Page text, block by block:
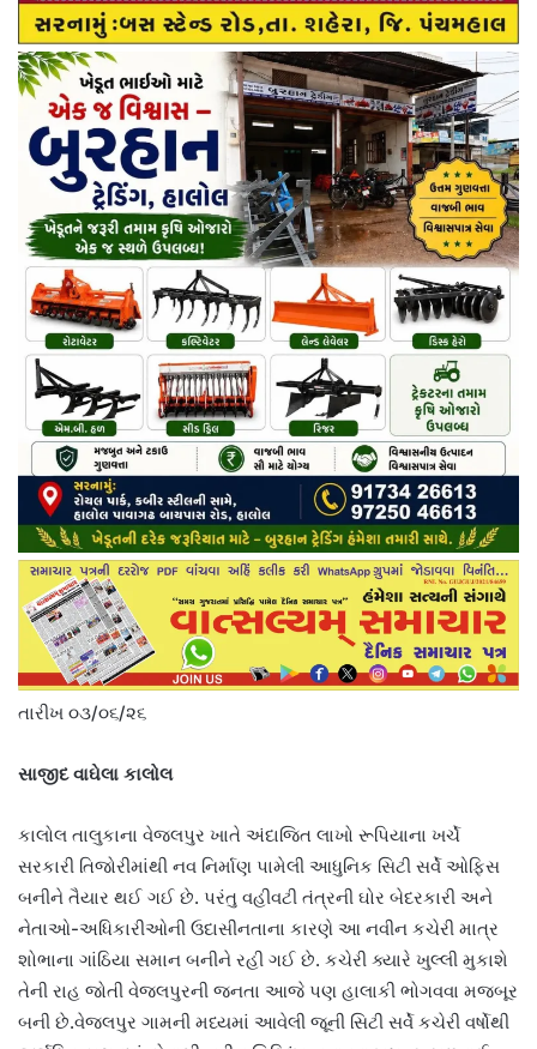
તારીખ ૦૩/૦૬/૨૬
સાજીદ વાઘેલા કાલોલ
કાલોલ તાલુકાના વેજલપુર ખાતે અંદાજિત લાખો રૂપિયાના ખર્ચે
સરકારી તિજોરીમાંથી નવ નિર્માણ પામેલી આધુનિક સિટી સર્વે ઓફિસ
બનીને તૈયાર થઈ ગઈ છે. પરંતુ વહીવટી તંત્રની ઘોર બેદરકારી અને
નેતાઓ-અધિકારીઓની ઉદાસીનતાના કારણે આ નવીન કચેરી માત્ર
શોભાના ગાંઠિયા સમાન બનીને રહી ગઈ છે. કચેરી ક્યારે ખુલ્લી મુકાશે
તેની રાહ જોતી વેજલપુરની જનતા આજે પણ હાલાકી ભોગવવા મજબૂર
બની છે.વેજલપુર ગામની મધ્યમાં આવેલી જૂની સિટી સર્વે કચેરી વર્ષોથી